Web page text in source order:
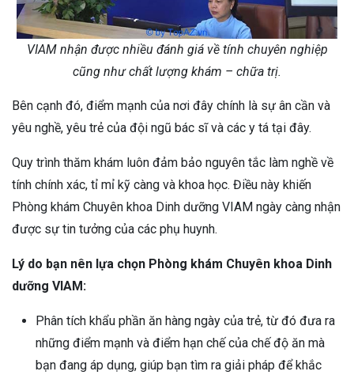
VIAM nhận được nhiều đánh giá về tính chuyên nghiệp
cũng như chất lượng khám – chữa trị.
Bên cạnh đó, điểm mạnh của nơi đây chính là sự ân cần và
yêu nghề, yêu trẻ của đội ngũ bác sĩ và các y tá tại đây.
Quy trình thăm khám luôn đảm bảo nguyên tắc làm nghề về
tính chính xác, tỉ mỉ kỹ càng và khoa học. Điều này khiến
Phòng khám Chuyên khoa Dinh dưỡng VIAM ngày càng nhận
được sự tin tưởng của các phụ huynh.
Lý do bạn nên lựa chọn Phòng khám Chuyên khoa Dinh
dưỡng VIAM:
Phân tích khẩu phần ăn hàng ngày của trẻ, từ đó đưa ra
những điểm mạnh và điểm hạn chế của chế độ ăn mà
bạn đang áp dụng, giúp bạn tìm ra giải pháp để khắc